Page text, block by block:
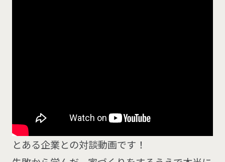
とある企業との対談動画です！